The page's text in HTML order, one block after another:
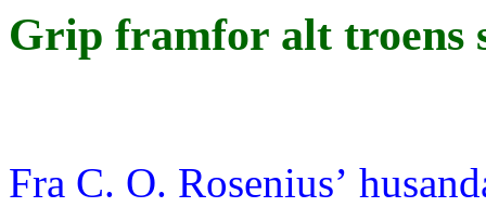
Grip framfor alt troens
Fra C. O. Rosenius’